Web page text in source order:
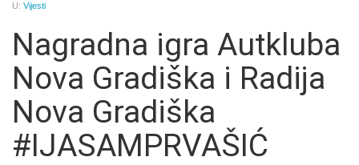
U: Vijesti
Nagradna igra Autkluba
Nova Gradiška i Radija
Nova Gradiška
#IJASAMPRVAŠIĆ